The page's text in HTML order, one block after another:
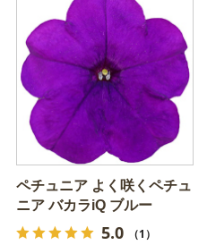
ペチュニア よく咲くペチュ
ニア バカラiQ ブルー
5.0 （1）